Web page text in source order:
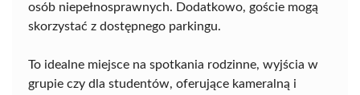
osób niepełnosprawnych. Dodatkowo, goście mogą
skorzystać z dostępnego parkingu.
To idealne miejsce na spotkania rodzinne, wyjścia w
grupie czy dla studentów, oferujące kameralną i